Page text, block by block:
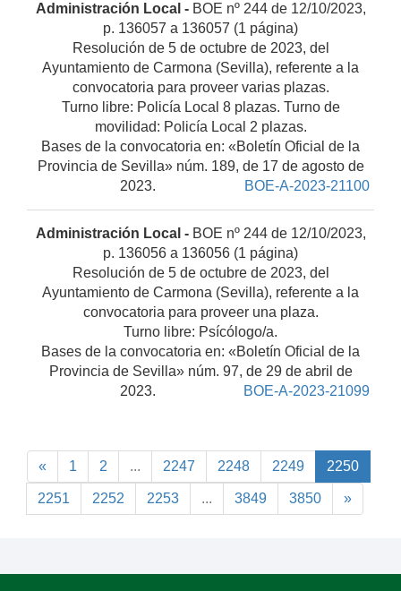
Administración Local - BOE nº 244 de 12/10/2023,
p. 136057 a 136057 (1 página)
Resolución de 5 de octubre de 2023, del
Ayuntamiento de Carmona (Sevilla), referente a la
convocatoria para proveer varias plazas.
Turno libre: Policía Local 8 plazas. Turno de
movilidad: Policía Local 2 plazas.
Bases de la convocatoria en: «Boletín Oficial de la
Provincia de Sevilla» núm. 189, de 17 de agosto de
2023.
BOE-A-2023-21100
Administración Local - BOE nº 244 de 12/10/2023,
p. 136056 a 136056 (1 página)
Resolución de 5 de octubre de 2023, del
Ayuntamiento de Carmona (Sevilla), referente a la
convocatoria para proveer una plaza.
Turno libre: Psícólogo/a.
Bases de la convocatoria en: «Boletín Oficial de la
Provincia de Sevilla» núm. 97, de 29 de abril de
2023.
BOE-A-2023-21099
« 1 2 ... 2247 2248 2249 2250
2251 2252 2253 ... 3849 3850 »